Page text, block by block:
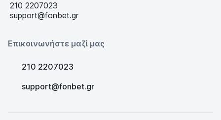
210 2207023
support@fonbet.gr
Επικοινωνήστε μαζί μας
210 2207023
support@fonbet.gr